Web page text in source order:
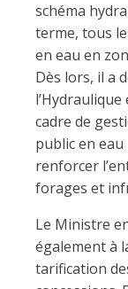
schéma
terme, tous
en eau en
Dès lors, il a
cadre de
public en
renforcer
forages et
Le Ministre
également à
tarification